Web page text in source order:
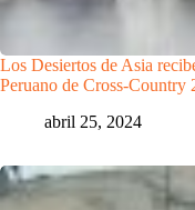
Los Desiertos de Asia
Peruano de Cross-Country
abril 25, 2024